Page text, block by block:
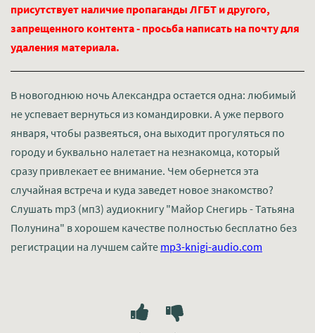
присутствует наличие пропаганды ЛГБТ и другого,
запрещенного контента - просьба написать на почту для
удаления материала.
В новогоднюю ночь Александра остается одна: любимый
не успевает вернуться из командировки. А уже первого
января, чтобы развеяться, она выходит прогуляться по
городу и буквально налетает на незнакомца, который
сразу привлекает ее внимание. Чем обернется эта
случайная встреча и куда заведет новое знакомство?
Слушать mp3 (мп3) аудиокнигу "Майор Снегирь - Татьяна
Полунина" в хорошем качестве полностью бесплатно без
регистрации на лучшем сайте mp3-knigi-audio.com